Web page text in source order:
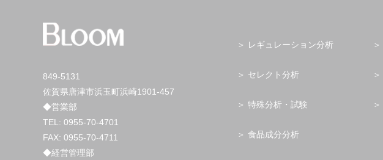
849-5131
佐賀県唐津市浜玉町浜崎1901-457
◆営業部
TEL: 0955-70-4701
FAX: 0955-70-4711
◆経営管理部
レギュレーション分析
セレクト分析
特殊分析・試験
食品成分分析